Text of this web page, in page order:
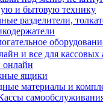
и бытовую технику
разделители,
и все для кассовых
онлайн
ящики
материалы и